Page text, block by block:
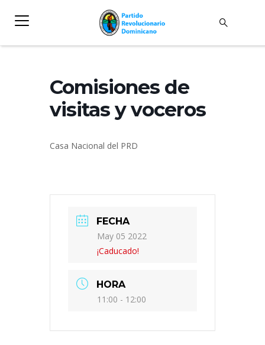
Comisiones de
visitas y voceros
Casa Nacional del PRD
FECHA
May 05 2022
¡Caducado!
HORA
11:00 - 12:00